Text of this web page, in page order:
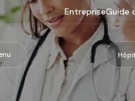
EntrepriseGuide